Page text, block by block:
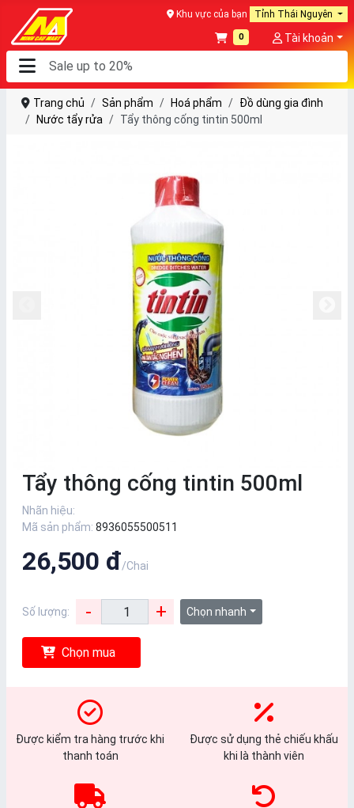
Khu vực của bạn Tỉnh Thái Nguyên
0 Tài khoản
Trang chủ Sản phẩm Hoá phẩm
Đồ dùng gia đình
Nước tẩy rửa
Tẩy thông cống tintin 500ml
Tẩy thông cống tintin 500ml
Nhãn hiệu:
Mã sản phẩm: 8936055500511
26,500 đ/Chai
Số lượng: - + Chọn nhanh
Chọn mua
Được kiểm tra hàng trước khi
thanh toán
Được sử dụng thẻ chiếu khấu
khi là thành viên